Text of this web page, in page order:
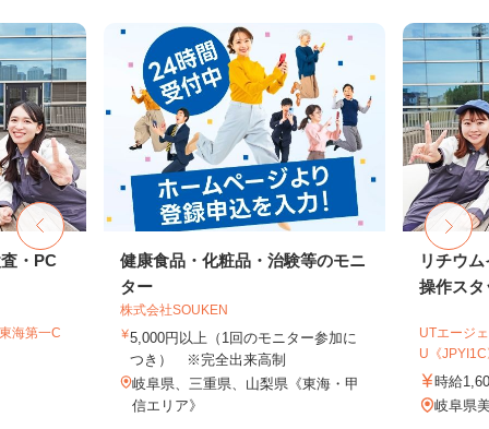
・PC
海第一C
健康食品・化粧品・治験等のモニ
ター
株式会社SOUKEN
5,000円以上（1回のモニター参加に
つき） ※完全出来高制
岐阜県、三重県、山梨県《東海・甲
信エリア》
リチウ
操作スタ
UTエージ
U《
時給
岐阜県